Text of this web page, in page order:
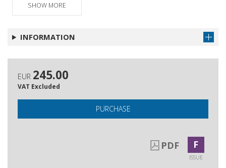
SHOW MORE
INFORMATION
EUR 245.00
VAT Excluded
PURCHASE
PDF F
ISSUE